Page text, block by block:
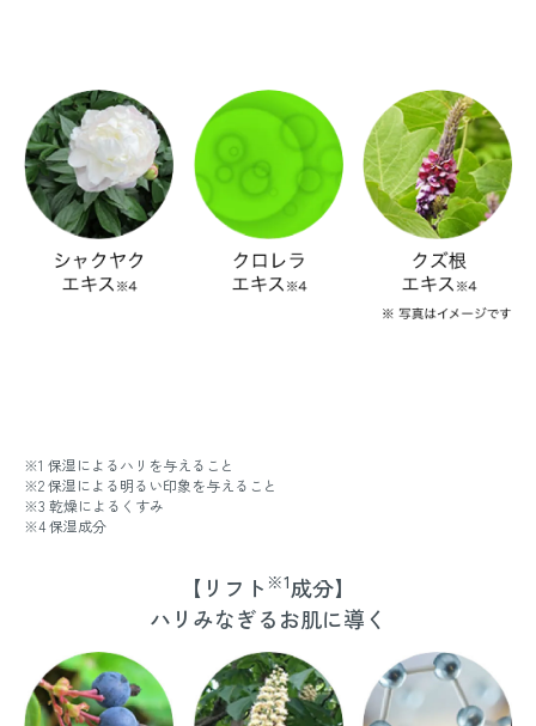
※1 保湿によるハリを与えること
※2 保湿による明るい印象を与えること
※3 乾燥によるくすみ
※4 保湿成分
【リフト ※1成分】
ハリみなぎるお肌に導く